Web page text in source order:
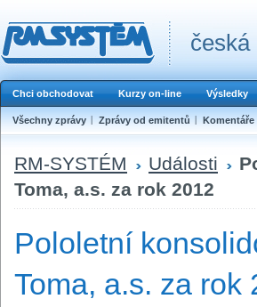
česká
Chci obchodovat Kurzy on-line Výsledky
Všechny zprávy Zprávy od emitentů Komentáře
RM-SYSTÉM Události
Toma, a.s. za rok 2012
Pololetní
Toma, a.s. za rok